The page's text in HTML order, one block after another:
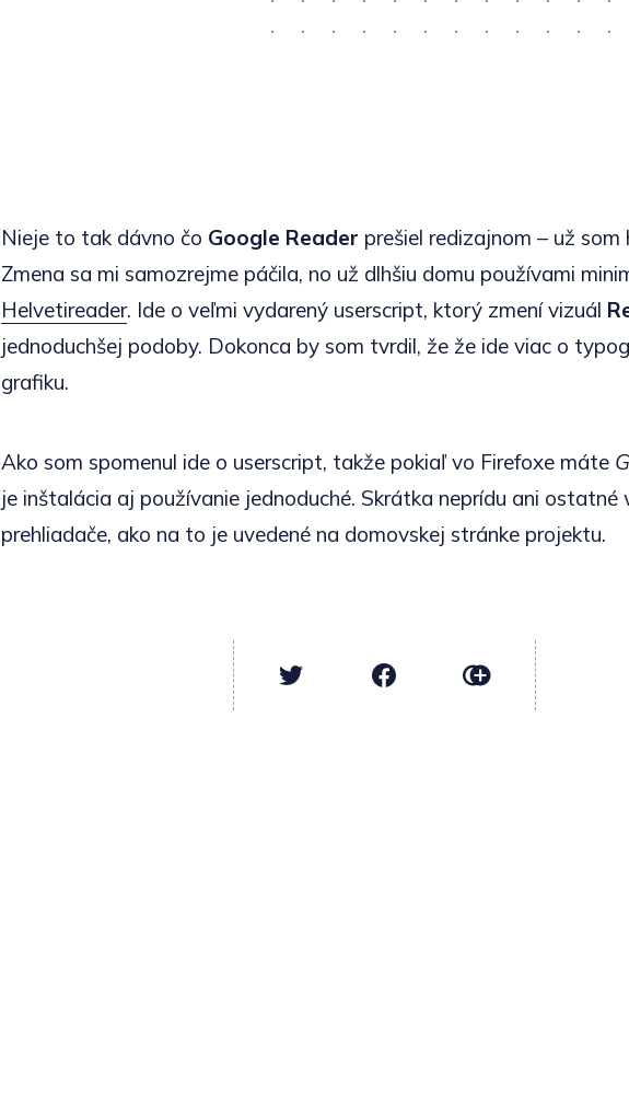
Nieje to tak dávno čo Google Reader prešiel redizajnom – už som
Zmena sa mi samozrejme páčila, no už dlhšiu domu používami
Helvetireader. Ide o veľmi vydarený userscript, ktorý zmení vizuál
jednoduchšej podoby. Dokonca by som tvrdil, že že ide viac o
grafiku.
Ako som spomenul ide o userscript, takže pokiaľ vo Firefoxe máte
je inštalácia aj používanie jednoduché. Skrátka neprídu ani ostatné
prehliadače, ako na to je uvedené na domovskej stránke projektu.